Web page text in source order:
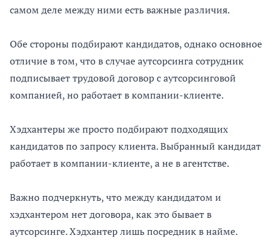
самом деле между ними есть важные различия.
Обе стороны подбирают кандидатов, однако основное
отличие в том, что в случае аутсорсинга сотрудник
подписывает трудовой договор с аутсорсинговой
компанией, но работает в компании-клиенте.
Хэдхантеры же просто подбирают подходящих
кандидатов по запросу клиента. Выбранный кандидат
работает в компании-клиенте, а не в агентстве.
Важно подчеркнуть, что между кандидатом и
хэдхантером нет договора, как это бывает в
аутсорсинге. Хэдхантер лишь посредник в найме.